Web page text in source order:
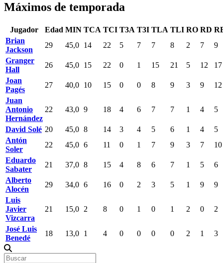
Máximos de temporada
Jugador Edad MIN TCA TCI T3A T3I TLA TLI RO RD
Brian
Jackson
29 45,0 14 22 5 7 7 8 2 7
9
Granger
Hall
26 45,0 15 22 0 1 15 21 5 12
17
Joan
Pagés
27 40,0 10 15 0 0 8 9 3 9
12
Juan
Antonio
Hernández
22 43,0 9 18 4 6 7 7 1 4 5
David Solé 20 45,0 8 14 3 4 5 6 1 4
5
Antón
Soler
22 45,0 6 11 0 1 7 9 3 7
10
Eduardo
Sabater
21 37,0 8 15 4 8 6 7 1 5
6
Alberto
Alocén
29 34,0 6 16 0 2 3 5 1 9
9
Luis
Javier
Vizcarra
21 15,0 2 8 0 1 0 1 2 0 2
José Luis
Benedé
18 13,0 1 4 0 0 0 0 2 1 3